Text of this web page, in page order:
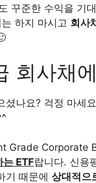
꾸준한 수익을 기
하지 마시고 회사
회사채
나요? 걱정 마세
Grade Corporate
는 ETF랍니다. 신용
기 때문에 상대적으